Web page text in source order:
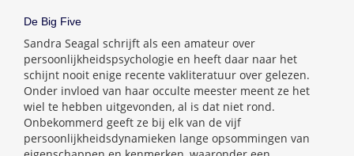
De Big Five
Sandra Seagal schrijft als een amateur over
persoonlijkheidspsychologie en heeft daar naar het
schijnt nooit enige recente vakliteratuur over gelezen.
Onder invloed van haar occulte meester meent ze het
wiel te hebben uitgevonden, al is dat niet rond.
Onbekommerd geeft ze bij elk van de vijf
persoonlijkheidsdynamieken lange opsommingen van